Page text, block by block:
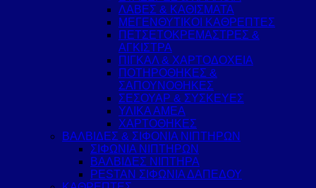
ΛΑΒΕΣ & ΚΑΘΙΣΜΑΤΑ
ΜΕΓΕΝΘΥΤΙΚΟΙ ΚΑΘΡΕΠΤΕΣ
ΠΕΤΣΕΤΟΚΡΕΜΑΣΤΡΕΣ &
ΑΓΚΙΣΤΡΑ
ΠΙΓΚΑΛ & ΧΑΡΤΟΔΟΧΕΙΑ
ΠΟΤΗΡΟΘΗΚΕΣ &
ΣΑΠΟΥΝΟΘΗΚΕΣ
ΣΕΣΟΥΑΡ & ΣΥΣΚΕΥΕΣ
ΥΛΙΚΑ ΑΜΕΑ
ΧΑΡΤΟΘΗΚΕΣ
ΒΑΛΒΙΔΕΣ & ΣΙΦΟΝΙΑ ΝΙΠΤΗΡΩΝ
ΣΙΦΩΝΙΑ ΝΙΠΤΗΡΩΝ
ΒΑΛΒΙΔΕΣ ΝΙΠΤΗΡΑ
PESTAN ΣΙΦΩΝΙΑ ΔΑΠΕΔΟΥ